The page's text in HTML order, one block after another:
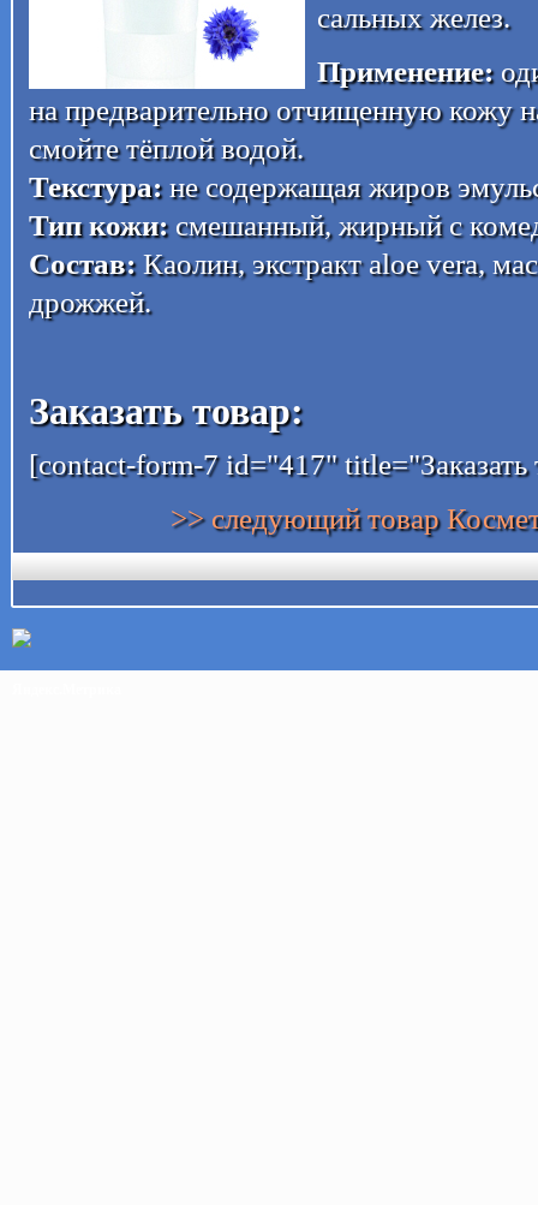
сальных желез.
Применение:
на предварительно отчищенную кожу
смойте тёплой водой.
Текстура:не содержащая жиров
Тип кожи:смешанный, жирный с
Состав:Каолин, экстракт aloe vera,
дрожжей.
Заказать товар:
[contact-form-7 id="417" title="Заказать
>> следующий товар